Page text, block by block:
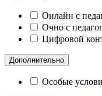
Онлайн с
Очно с
Цифровой
Дополнительно
Особые